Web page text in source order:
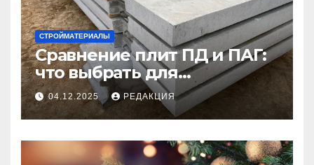
СТРОЙМАТЕРИАЛЫ
Сравнение плит ПД и ПАГ:
что выбрать для
долговечного и прочного
покрытия
04.12.2025 РЕДАКЦИЯ